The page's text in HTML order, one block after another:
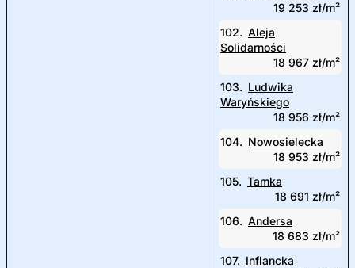
19 253 zł/m²
102. Aleja
Solidarności
18 967 zł/m²
103. Ludwika
Waryńskiego
18 956 zł/m²
104. Nowosielecka
18 953 zł/m²
105. Tamka
18 691 zł/m²
106. Andersa
18 683 zł/m²
107. Inflancka